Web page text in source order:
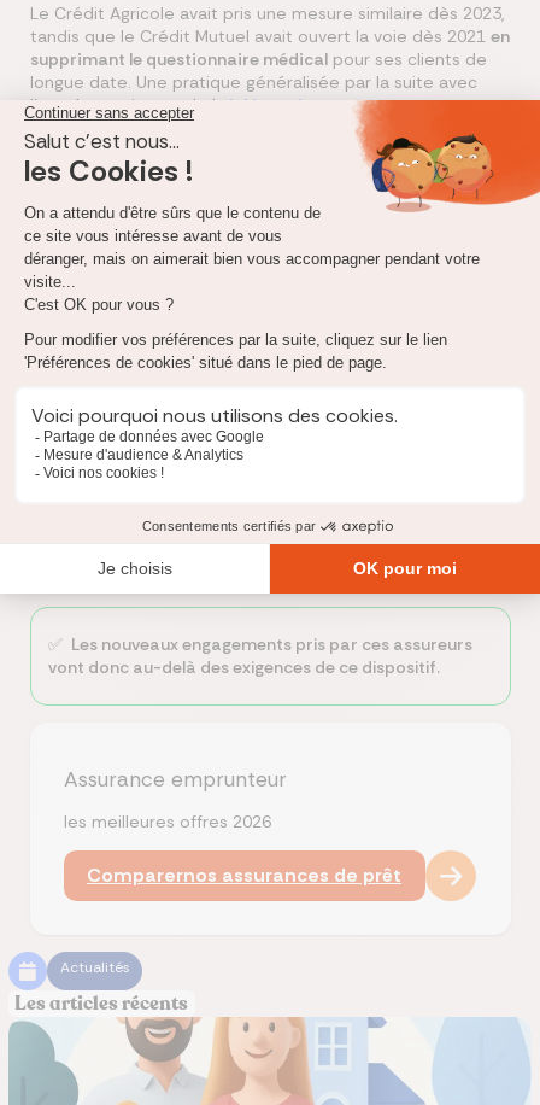
Le Crédit Agricole avait pris une mesure similaire dès 2023,
tandis que le Crédit Mutuel avait ouvert la voie dès 2021 en
supprimant le questionnaire médicalpour ses clients de
longue date. Une pratique généralisée par la suite avec
l’entrée en vigueur de la
loi Lemoine
Des dispositifs plus protecteurs que la loi
Pour rappel, l’assurance emprunteur est une garantie
indispensable exigée par les banques lors de l’octroi d’un
crédit immobilier. Elle permet laprise en charge du
remboursement des mensualités de prêt
d’invalidité ou d’incapacité à travailler. Si l’emprunteur ne
peut plus assumer ses mensualités, l’assureur prend le
relais.
convention Aeras (S’Assurer et Emprunter avec un Risque
Aggravé de Santé), instaurée en 2007 et signée par les
principaux établissements bancaires et compagnies
- une assurance sans surprime -,
seulement cinq ans après la fin des traitements
✅ Les nouveaux engagements pris par ces assureurs
vont donc au-delà des exigences de ce dispositif.
Assurance emprunteur
les meilleures offres 2026
Comparernos assurances de prêt
Actualités
Les articles récents